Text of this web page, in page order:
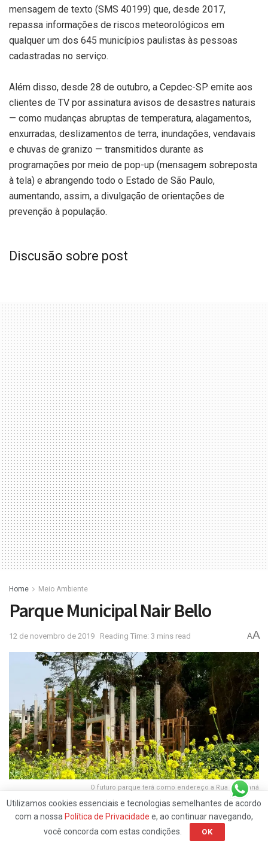
mensagem de texto (SMS 40199) que, desde 2017,
repassa informações de riscos meteorológicos em
qualquer um dos 645 municípios paulistas às pessoas
cadastradas no serviço.
Além disso, desde 28 de outubro, a Cepdec-SP emite aos
clientes de TV por assinatura avisos de desastres naturais
— como mudanças abruptas de temperatura, alagamentos,
enxurradas, deslizamentos de terra, inundações, vendavais
e chuvas de granizo — transmitidos durante as
programações por meio de pop-up (mensagem sobreposta
à tela) e abrangendo todo o Estado de São Paulo,
aumentando, assim, a divulgação de orientações de
prevenção à população.
Discusão sobre post
Home Meio Ambiente
Parque Municipal Nair Bello
12 de novembro de 2019 Reading Time: 3 mins read AA
O futuro parque terá como endereço a Rua Japaraná
O bairro de Itaquera vai ganhar um novo espaço verde. As
Utilizamos cookies essenciais e tecnologias semelhantes de acordo
com a nossa Política de Privacidade e, ao continuar navegando,
você concorda com estas condições.
OK